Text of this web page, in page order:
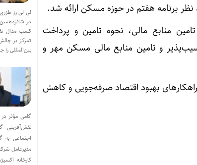
افزایش شمار مصدومان
برنامه هفتم در حوزه مسکن ارائه شد.
منابع مالی، نحوه تامین و پرداخت
و تامین منابع مالی مسکن مهر و
راهکارهای بهبود اقتصاد صرفه‌جویی و کاهش
لی لی رز
در
کسب مدال
تمرکز بر
بین‌المللی
گامی مؤثر
نقش‌آفرینی
اجتماعی به
مدیرعامل
کارخانه